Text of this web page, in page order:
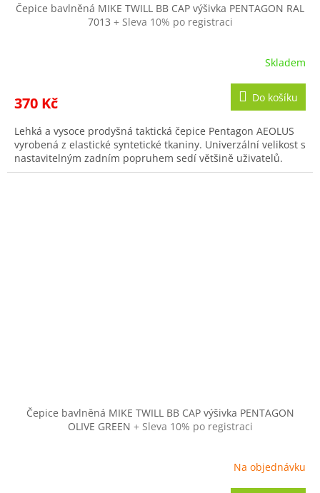
Čepice bavlněná MIKE TWILL BB CAP výšivka PENTAGON RAL
7013 + Sleva 10% po registraci
Skladem
370 Kč Do košíku
Lehká a vysoce prodyšná taktická čepice Pentagon AEOLUS
vyrobená z elastické syntetické tkaniny. Univerzální velikost s
nastavitelným zadním popruhem sedí většině uživatelů.
Čepice bavlněná MIKE TWILL BB CAP výšivka PENTAGON
OLIVE GREEN + Sleva 10% po registraci
Na objednávku